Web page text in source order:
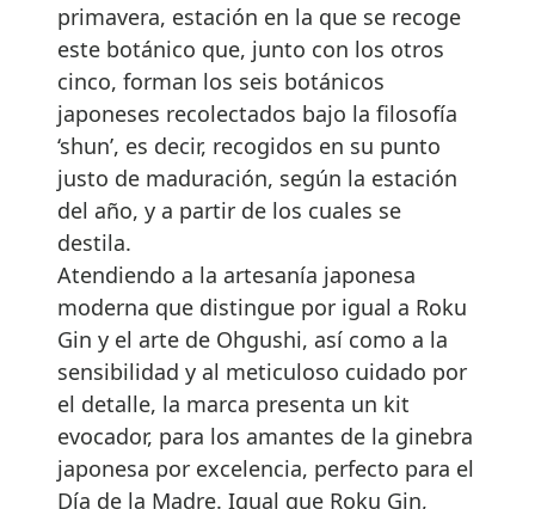
primavera, estación en la que se recoge
este botánico que, junto con los otros
cinco, forman los seis botánicos
japoneses recolectados bajo la filosofía
‘shun’, es decir, recogidos en su punto
justo de maduración, según la estación
del año, y a partir de los cuales se
destila.
Atendiendo a la artesanía japonesa
moderna que distingue por igual a Roku
Gin y el arte de Ohgushi, así como a la
sensibilidad y al meticuloso cuidado por
el detalle, la marca presenta un kit
evocador, para los amantes de la ginebra
japonesa por excelencia, perfecto para el
Día de la Madre. Igual que Roku Gin,